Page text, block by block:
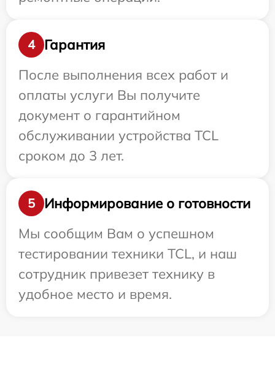
4
Гарантия
После выполнения всех работ и
оплаты услуги Вы получите
документ о гарантийном
обслуживании устройства TCL
сроком до 3 лет.
5
Информирование о готовности
Мы сообщим Вам о успешном
тестировании техники TCL, и наш
сотрудник привезет технику в
удобное место и время.